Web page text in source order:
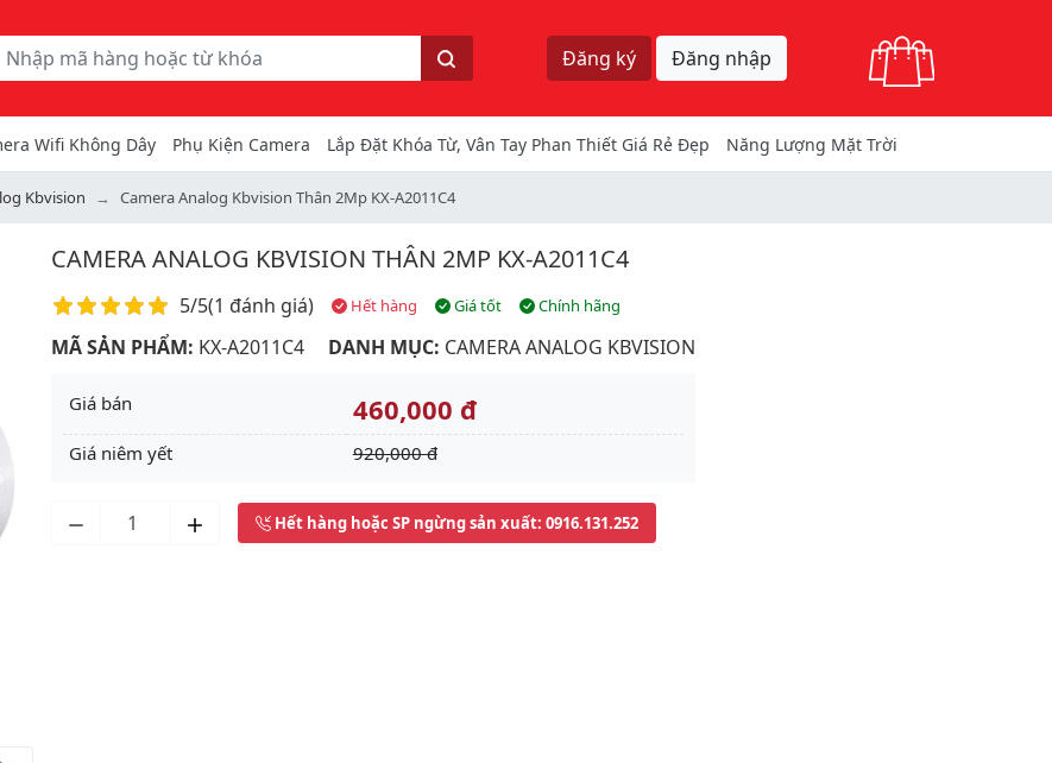
Tìm kiếm
Đăng ký Đăng nhập
Wifi Không Dây Phụ Kiện Camera Lắp Đặt Khóa Từ, Vân Tay Phan Thiết Giá Rẻ Đẹp Năng Lượng Mặt Trời
Kbvision Camera Analog Kbvision Thân 2Mp KX-A2011C4
CAMERA ANALOG KBVISION THÂN 2MP KX-A2011C4
Điểm đánh giá
5/5(1 đánh giá) Hết hàng Giá tốt Chính hãng
MÃ SẢN PHẨM: KX-A2011C4 DANH MỤC: CAMERA ANALOG KBVISION
Giá bán 460,000 đ
Giá niêm yết 920,000 đ
Hết hàng hoặc SP ngừng sản xuất: 0916.131.252